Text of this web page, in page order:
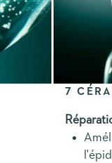
7